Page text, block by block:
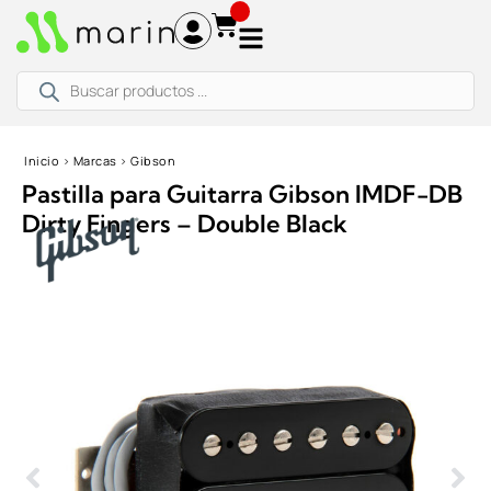
productos
Inicio › Marcas › Gibson
Pastilla para Guitarra Gibson IMDF-DB
Dirty Fingers – Double Black